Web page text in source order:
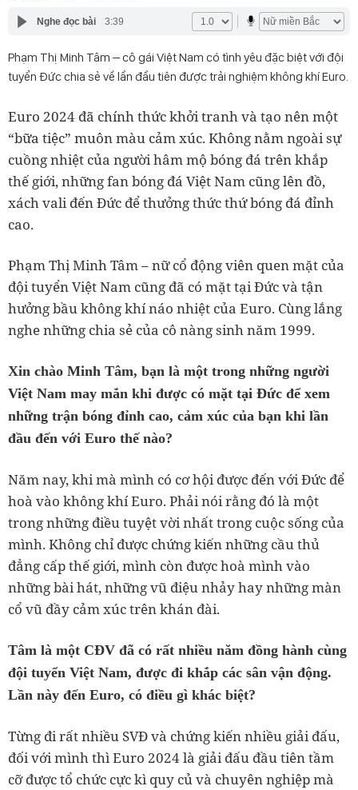
Nghe đọc bài 3:39
Phạm Thị Minh Tâm – cô gái Việt Nam có tình yêu đặc biệt với đội
tuyển Đức chia sẻ về lần đầu tiên được trải nghiệm không khí Euro.
Euro 2024 đã chính thức khởi tranh và tạo nên một
“bữa tiệc” muôn màu cảm xúc. Không nằm ngoài sự
cuồng nhiệt của người hâm mộ bóng đá trên khắp
thế giới, những fan bóng đá Việt Nam cũng lên đồ,
xách vali đến Đức để thưởng thức thứ bóng đá đỉnh
cao.
Phạm Thị Minh Tâm – nữ cổ động viên quen mặt của
đội tuyển Việt Nam cũng đã có mặt tại Đức và tận
hưởng bầu không khí náo nhiệt của Euro. Cùng lắng
nghe những chia sẻ của cô nàng sinh năm 1999.
Xin chào Minh Tâm, bạn là một trong những người
Việt Nam may mắn khi được có mặt tại Đức để xem
những trận bóng đỉnh cao, cảm xúc của bạn khi lần
đầu đến với Euro thế nào?
Năm nay, khi mà mình có cơ hội được đến với Đức để
hoà vào không khí Euro. Phải nói rằng đó là một
trong những điều tuyệt vời nhất trong cuộc sống của
mình. Không chỉ được chứng kiến những cầu thủ
đẳng cấp thế giới, mình còn được hoà mình vào
những bài hát, những vũ điệu nhảy hay những màn
cổ vũ đầy cảm xúc trên khán đài.
Tâm là một CĐV đã có rất nhiều năm đồng hành cùng
đội tuyển Việt Nam, được đi khắp các sân vận động.
Lần này đến Euro, có điều gì khác biệt?
Từng đi rất nhiều SVĐ và chứng kiến nhiều giải đấu,
đối với mình thì Euro 2024 là giải đấu đầu tiên tầm
cỡ được tổ chức cực kì quy củ và chuyên nghiệp mà